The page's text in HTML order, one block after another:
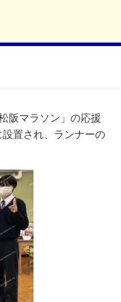
阪マラソン」の応援
置され、ランナーの